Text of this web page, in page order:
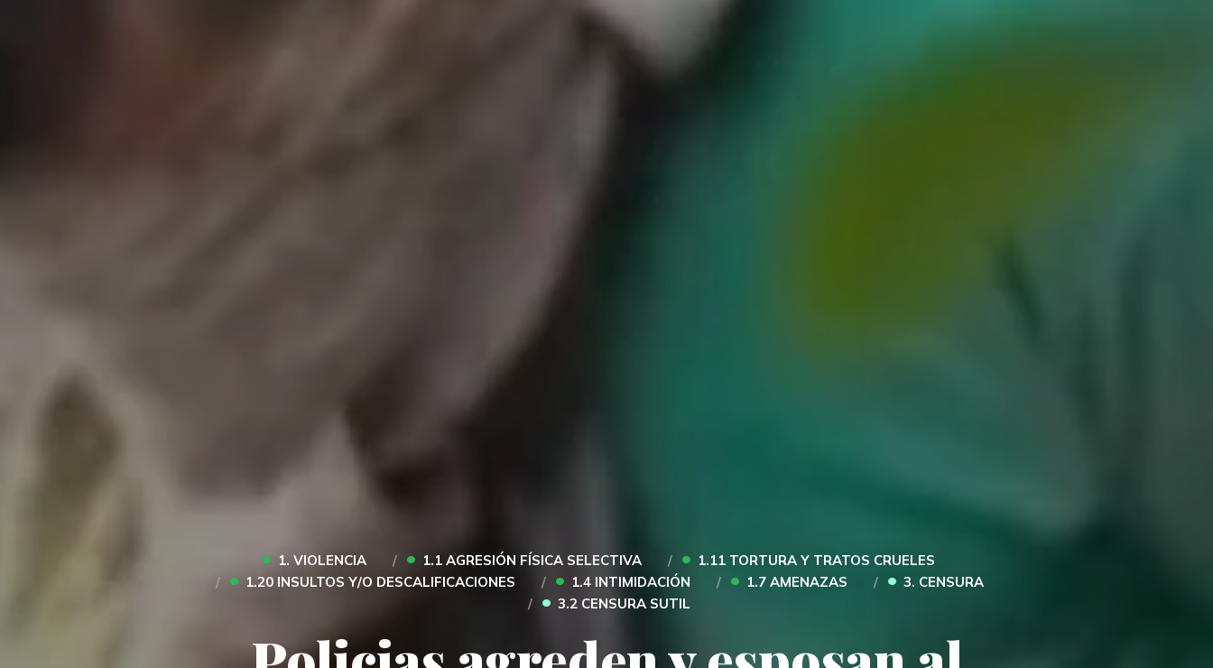
• 1. VIOLENCIA • 1.1 AGRESIÓN FÍSICA SELECTIVA • 1.11 TORTURA Y TRATOS CRUELES
• 1.20 INSULTOS Y/O DESCALIFICACIONES • 1.4 INTIMIDACIÓN • 1.7 AMENAZAS • 3. CENSURA
• 3.2 CENSURA SUTIL